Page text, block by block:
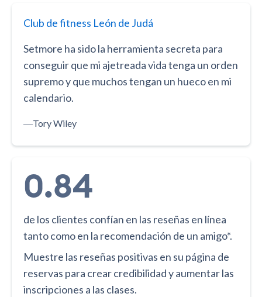
Club de fitness León de Judá
Setmore ha sido la herramienta secreta para
conseguir que mi ajetreada vida tenga un orden
supremo y que muchos tengan un hueco en mi
calendario.
―Tory Wiley
0.84
de los clientes confían en las reseñas en línea
tanto como en la recomendación de un amigo*.
Muestre las reseñas positivas en su página de
reservas para crear credibilidad y aumentar las
inscripciones a las clases.